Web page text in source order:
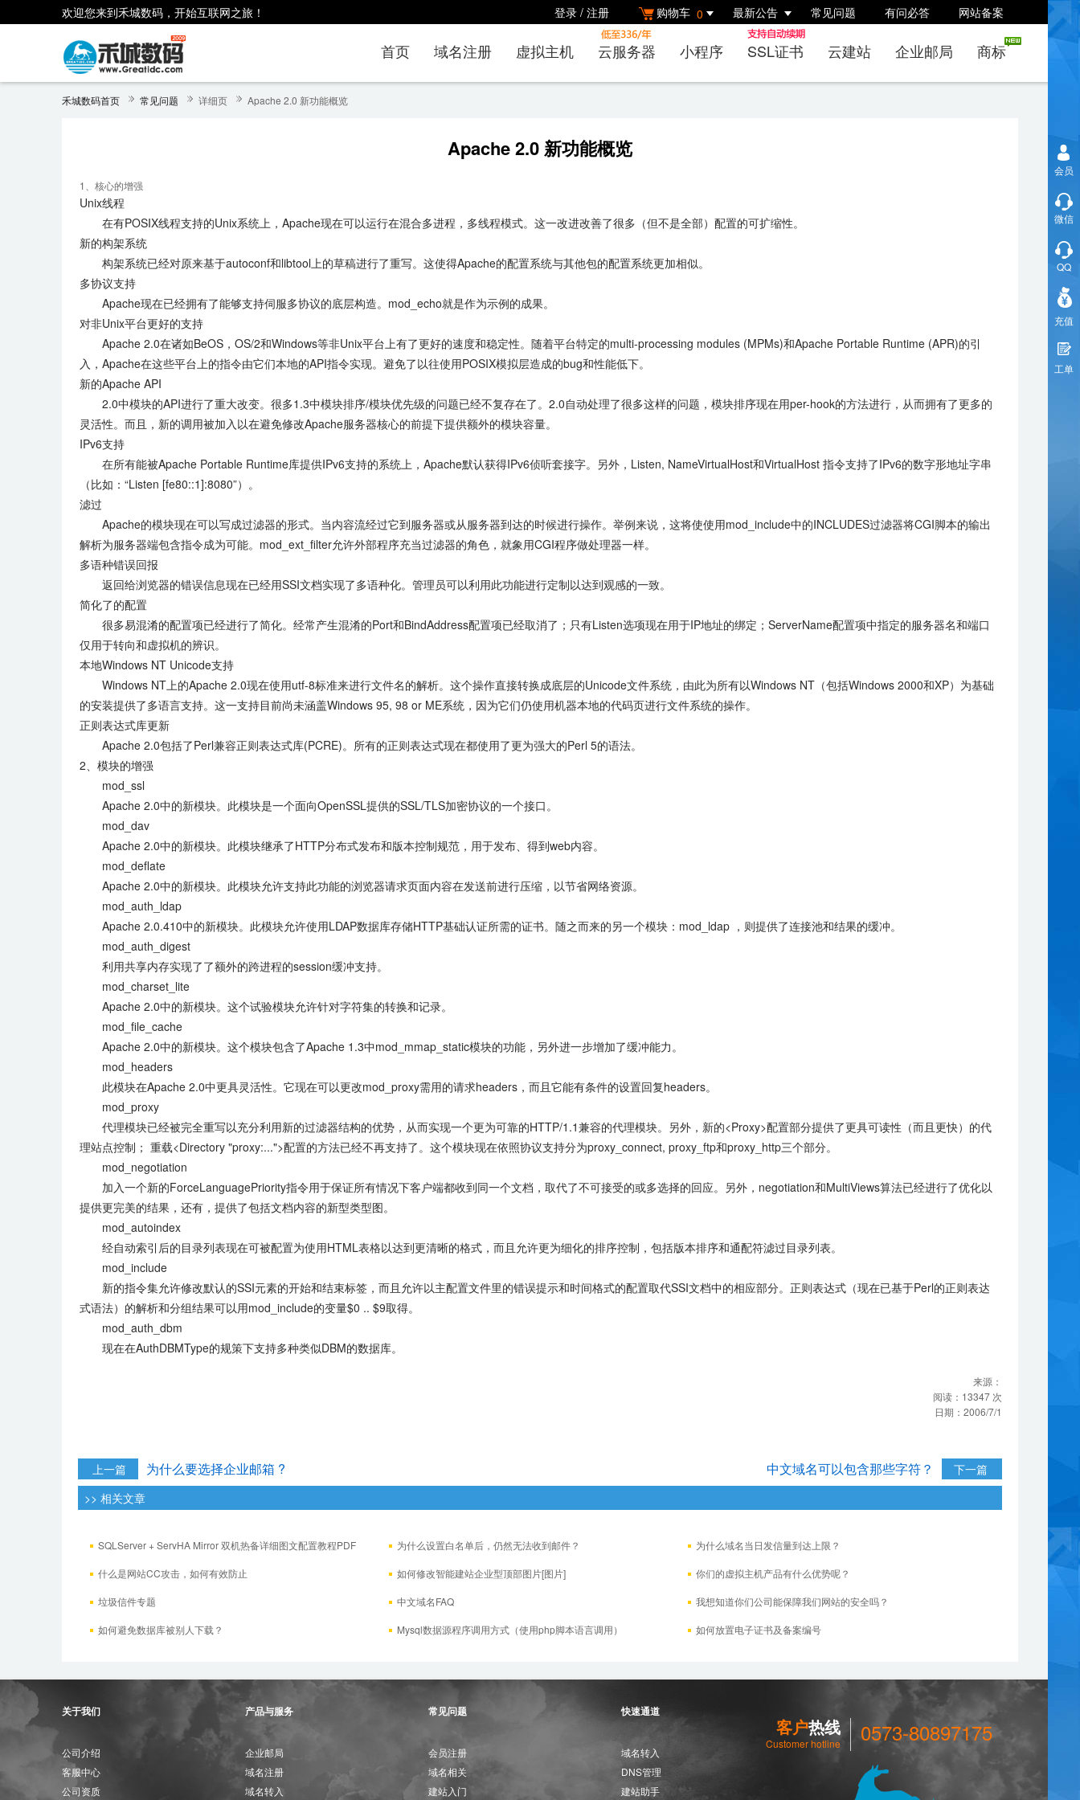
登录 / 注册 购物车 0 最新公告 常见问题 有问必答 网站备案
欢迎您来到禾城数码，开始互联网之旅！
首页 域名注册 虚拟主机 云服务器 小程序 SSL证书 云建站 企业邮局 商标
禾城数码首页 常见问题 详细页 Apache 2.0 新功能概览
Apache 2.0 新功能概览
1、核心的增强
Unix线程
在有POSIX线程支持的Unix系统上，Apache现在可以运行在混合多进程，多线程模式。这一改进改善了很多（但不是全部）配置的可扩缩性。
新的构架系统
构架系统已经对原来基于autoconf和libtool上的草稿进行了重写。这使得Apache的配置系统与其他包的配置系统更加相似。
多协议支持
Apache现在已经拥有了能够支持伺服多协议的底层构造。mod_echo就是作为示例的成果。
对非Unix平台更好的支持
Apache 2.0在诸如BeOS，OS/2和Windows等非Unix平台上有了更好的速度和稳定性。随着平台特定的multi-processing modules (MPMs)和Apache Portable Runtime (APR)的引
入，Apache在这些平台上的指令由它们本地的API指令实现。避免了以往使用POSIX模拟层造成的bug和性能低下。
新的Apache API
2.0中模块的API进行了重大改变。很多1.3中模块排序/模块优先级的问题已经不复存在了。2.0自动处理了很多这样的问题，模块排序现在用per-hook的方法进行，从而拥有了更多的
灵活性。而且，新的调用被加入以在避免修改Apache服务器核心的前提下提供额外的模块容量。
IPv6支持
在所有能被Apache Portable Runtime库提供IPv6支持的系统上，Apache默认获得IPv6侦听套接字。另外，Listen, NameVirtualHost和VirtualHost 指令支持了IPv6的数字形地址字串
（比如：“Listen [fe80::1]:8080”）。
滤过
Apache的模块现在可以写成过滤器的形式。当内容流经过它到服务器或从服务器到达的时候进行操作。举例来说，这将使使用mod_include中的INCLUDES过滤器将CGI脚本的输出
解析为服务器端包含指令成为可能。mod_ext_filter允许外部程序充当过滤器的角色，就象用CGI程序做处理器一样。
多语种错误回报
返回给浏览器的错误信息现在已经用SSI文档实现了多语种化。管理员可以利用此功能进行定制以达到观感的一致。
简化了的配置
很多易混淆的配置项已经进行了简化。经常产生混淆的Port和BindAddress配置项已经取消了；只有Listen选项现在用于IP地址的绑定；ServerName配置项中指定的服务器名和端口
仅用于转向和虚拟机的辨识。
本地Windows NT Unicode支持
Windows NT上的Apache 2.0现在使用utf-8标准来进行文件名的解析。这个操作直接转换成底层的Unicode文件系统，由此为所有以Windows NT（包括Windows 2000和XP）为基础
的安装提供了多语言支持。这一支持目前尚未涵盖Windows 95, 98 or ME系统，因为它们仍使用机器本地的代码页进行文件系统的操作。
正则表达式库更新
Apache 2.0包括了Perl兼容正则表达式库(PCRE)。所有的正则表达式现在都使用了更为强大的Perl 5的语法。
2、模块的增强
mod_ssl
Apache 2.0中的新模块。此模块是一个面向OpenSSL提供的SSL/TLS加密协议的一个接口。
mod_dav
Apache 2.0中的新模块。此模块继承了HTTP分布式发布和版本控制规范，用于发布、得到web内容。
mod_deflate
Apache 2.0中的新模块。此模块允许支持此功能的浏览器请求页面内容在发送前进行压缩，以节省网络资源。
mod_auth_ldap
Apache 2.0.410中的新模块。此模块允许使用LDAP数据库存储HTTP基础认证所需的证书。随之而来的另一个模块：mod_ldap ，则提供了连接池和结果的缓冲。
mod_auth_digest
利用共享内存实现了了额外的跨进程的session缓冲支持。
mod_charset_lite
Apache 2.0中的新模块。这个试验模块允许针对字符集的转换和记录。
mod_file_cache
Apache 2.0中的新模块。这个模块包含了Apache 1.3中mod_mmap_static模块的功能，另外进一步增加了缓冲能力。
mod_headers
此模块在Apache 2.0中更具灵活性。它现在可以更改mod_proxy需用的请求headers，而且它能有条件的设置回复headers。
mod_proxy
代理模块已经被完全重写以充分利用新的过滤器结构的优势，从而实现一个更为可靠的HTTP/1.1兼容的代理模块。另外，新的<Proxy>配置部分提供了更具可读性（而且更快）的代
理站点控制； 重载<Directory "proxy:...">配置的方法已经不再支持了。这个模块现在依照协议支持分为proxy_connect, proxy_ftp和proxy_http三个部分。
mod_negotiation
加入一个新的ForceLanguagePriority指令用于保证所有情况下客户端都收到同一个文档，取代了不可接受的或多选择的回应。另外，negotiation和MultiViews算法已经进行了优化以
提供更完美的结果，还有，提供了包括文档内容的新型类型图。
mod_autoindex
经自动索引后的目录列表现在可被配置为使用HTML表格以达到更清晰的格式，而且允许更为细化的排序控制，包括版本排序和通配符滤过目录列表。
mod_include
新的指令集允许修改默认的SSI元素的开始和结束标签，而且允许以主配置文件里的错误提示和时间格式的配置取代SSI文档中的相应部分。正则表达式（现在已基于Perl的正则表达
式语法）的解析和分组结果可以用mod_include的变量$0 .. $9取得。
mod_auth_dbm
现在在AuthDBMType的规策下支持多种类似DBM的数据库。
来源：
阅读： 13347 次
日期： 2006/7/1
上一篇 为什么要选择企业邮箱 ? 下一篇
中文域名可以包含那些字符？
>> 相关文章
SQLServer + ServHA Mirror 双机热备详细图文配置教程PDF 为什么设置白名单后，仍然无法收到邮件？ 为什么域名当日发信量到达上限？
什么是网站CC攻击，如何有效防止 如何修改智能建站企业型顶部图片[图片] 你们的虚拟主机产品有什么优势呢？
垃圾信件专题 中文域名FAQ 我想知道你们公司能保障我们网站的安全吗？
如何避免数据库被别人下载？ Mysql数据源程序调用方式（使用php脚本语言调用） 如何放置电子证书及备案编号
关于我们
公司介绍
客服中心
公司资质
产品与服务
企业邮局
域名注册
域名转入
常见问题
会员注册
域名相关
建站入门
快速通道
域名转入
DNS管理
建站助手
客户热线
Customer hotline 0573-80897175
会员
微信
QQ
充值
工单